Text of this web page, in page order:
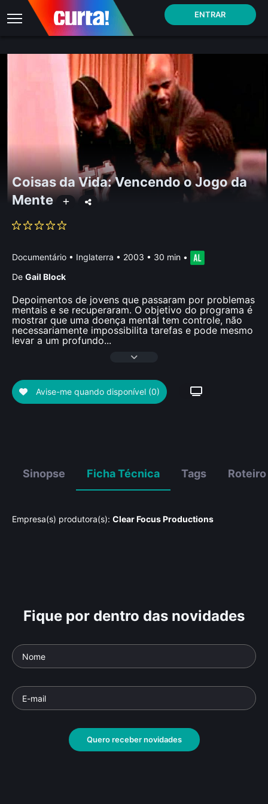
ENTRAR
Coisas da Vida: Vencendo o Jogo da
Mente
Documentário • Inglaterra • 2003 • 30 min •
De Gail Block
Depoimentos de jovens que passaram por problemas
mentais e se recuperaram. O objetivo do programa é
mostrar que uma doença mental tem controle, não
necessariamente impossibilita tarefas e pode mesmo
levar a um profundo...
Avise-me quando disponível (0)
Sinopse Ficha Técnica Tags Roteiro
Empresa(s) produtora(s): Clear Focus Productions
Fique por dentro das novidades
Quero receber novidades